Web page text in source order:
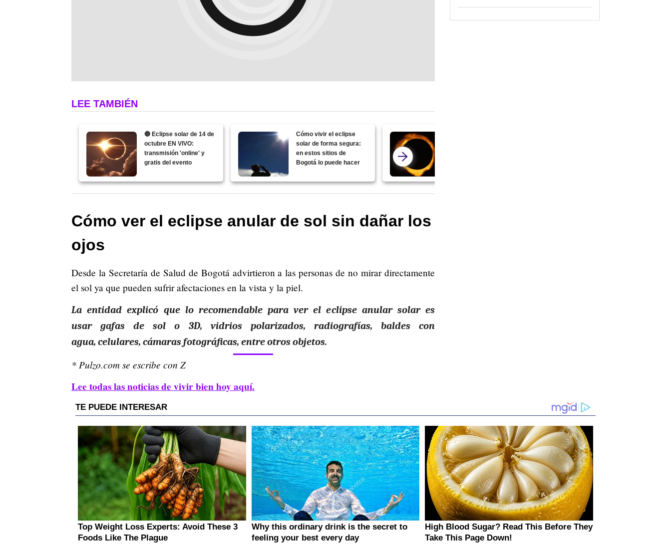
LEE TAMBIÉN
🔴 Eclipse solar de 14 de
octubre EN VIVO:
transmisión 'online' y
gratis del evento
Cómo vivir el eclipse
solar de forma segura:
en estos sitios de
Bogotá lo puede hacer
Cómo ver el eclipse anular de sol sin dañar los
ojos
Desde la Secretaría de Salud de Bogotá advirtieron a las personas de no mirar directamente
el sol ya que pueden sufrir afectaciones en la vista y la piel.
La entidad explicó que lo recomendable para ver el eclipse anular solar es
usar gafas de sol o 3D, vidrios polarizados, radiografías, baldes con
agua, celulares, cámaras fotográficas, entre otros objetos.
* Pulzo.com se escribe con Z
Lee todas las noticias de vivir bien hoy aquí.